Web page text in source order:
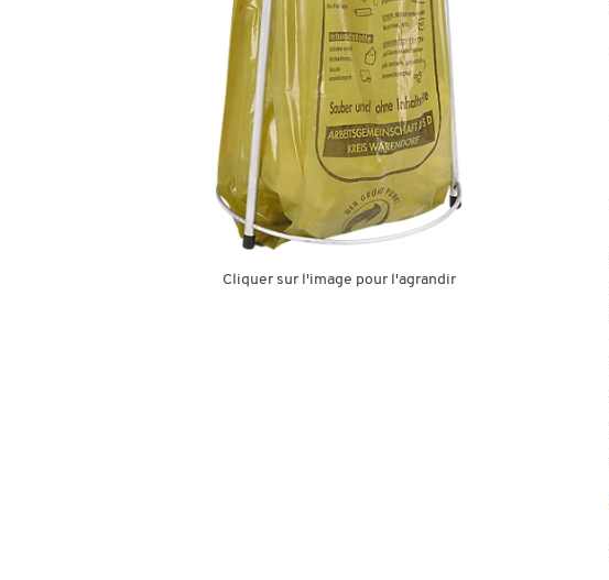
Cliquer sur l'image pour l'agrandir